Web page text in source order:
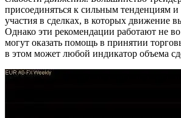
присоединяться к сильным тенденциям
участия в сделках, в которых движение
Однако эти рекомендации работают не
могут оказать помощь в принятии
в этом может любой индикатор объема